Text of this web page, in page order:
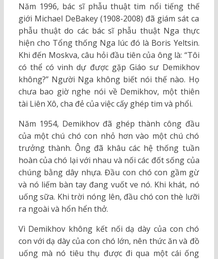
Năm 1996, bác sĩ phẫu thuật tim nổi tiếng thế
giới Michael DeBakey (1908-2008) đã giám sát ca
phẫu thuật do các bác sĩ phẫu thuật Nga thực
hiện cho Tổng thống Nga lúc đó là Boris Yeltsin.
Khi đến Moskva, câu hỏi đầu tiên của ông là: “Tôi
có thể có vinh dự được gặp Giáo sư Demikhov
không?” Người Nga không biết nói thế nào. Họ
chưa bao giờ nghe nói về Demikhov, một thiên
tài Liên Xô, cha đẻ của việc cấy ghép tim và phổi.
Năm 1954, Demikhov đã ghép thành công đầu
của một chú chó con nhỏ hơn vào một chú chó
trưởng thành. Ông đã khâu các hệ thống tuần
hoàn của chó lại với nhau và nối các đốt sống của
chúng bằng dây nhựa. Đầu con chó con gầm gừ
và nó liếm bàn tay đang vuốt ve nó. Khi khát, nó
uống sữa. Khi trời nóng lên, đầu chó con thè lưỡi
ra ngoài và hổn hển thở.
Vì Demikhov không kết nối dạ dày của con chó
con với dạ dày của con chó lớn, nên thức ăn và đồ
uống mà nó tiêu thụ được đi qua một cái ống